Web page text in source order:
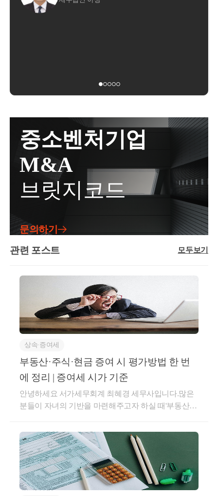
50% 이상 보유하고 있는 과점주주가
6% ~ 45% 를 적용하게 됩니다.
부동산 과다보유법인의 주식
골프장업, 스키장업 등 체육시설업, 휴양시설관련업
및 부동산업, 부동산개발업 등의
업종을 운영하는 경우,
부동산 등 비율이 자산 총액의 80% 이상인 경우에는
1주만 양도하더라도
즉 주식의 경우 부동산보다 세율이 작을 수 있는 고
정 세율의 혜택이 있는데
부동산을 과다하게 보유하고 있는 부동산법인의 경
우
부동산과 동일하게 기본 세율을 적용하게 되는 것입
니다.
이 뿐만 아니라
사업용 부동산과 함께 양도하는 영업권
진행시증여세를 한푼도 안낼수도 있다는 것입니다.두
정산 방법은기존 증여재산가액 + 이번 상속재산가액
의10% ~ 50% 세율을 적용하는 것입니다.그래서 20억
원이 아닌 10억원 + 추가 상속재산의 합에 대한상속세
를 납부하게 됩니다.이 제도의 가장 큰 장점이 이 부분
입니다.증여시점에 자녀는 재산이 충분하지 않을 수
있기에증여세에 대한 과세를 상속 시점으로 이연시켜
주면서자연스럽게 자녀의 재산 축적을 도와주는 효과
가 있습니다.그리고 추후 상속이 일어난 경우,상속세
재원 마련 등의 사업적 기반,그리고 재산적 기반을 만
들어주게 되는거죠.물론 재산가액 가치도 증여 시점을
그대로 인용하고요.당연히 가업승계의 요건이 있고,가
업승계를 받은 뒤 자녀는 5년 이내가업을 승계 받고 실
안되는사후관리 요건을 엄격하게 진행해야 합니다.가
업상속공제모든 상속과 증여 이슈는부모님이 살아계
시는 현재 진행하는 것이 가장 좋은데요.가업상속도
마찬가지로상속 시점에 가업상속공제 에 대한 규정이
있지만,위의 증여세 과세특례에 비해사후관리가 매우
엄격한 부분이 있습니다.그럼에도 상속 공제액이 매우
크고 (600억까지)요건을 모두 갖추어 공제를 받을 수
있다면,이후 정산이 되는 등 과세를 뒤로 미루는 것이
아닌실제 바로 공제가 되는 것이기 때문에 세금이 나
오지 않게 됩니다.또한 법인만 가능했던 증여세 과세
특례와 달리개인사업자의 가업승계시에도가업상속공
제가 가능합니다.가업상속공제란,요건을 갖춘 가업,
출자 지분 등을 기준으로상속세에서 제외시켜주는 '공
제'를 해주겠다는 내용입니다.이때 가업은중소기업,
중견기업의 요건을 지켜야 하며또한 가업상속공제가
적용되는 업종이 따로 있습니다.가업의 요건과 피상속
인, 상속인의 요건은 다음과 같습니다.굉장히 파격적
시일 현재 일반주택을 소유하고 있을 것별도세대인 피
이며,동일세대라면 상속을 받았다 하더라도 상속 전/
후 모두동일 세대 기준으로 양도세 비과세를 판단하기
때문에별도 세대가 상속받은 경우 해당 비과세가 가능
합니다.3번 요건선순위상속주택에 해당하여야 합니
다.선순위 상속주택이란,돌아가신 분이 주택이 2채 이
상 있었다면그 중 아래 판단에 따라 선순위 1채만 비과
세 혜택이 가능하다는 의미입니다.선순위 상속주택은
다음과 같이 판단합니다.① 피상속인의 소유기간이 가
장 긴 주택② 피상속인의 거주기간이 가장 긴 주택③
피상속인이 상속개시일 현재 거주한 주택④ 기준시가
가 가장 높은 주택이 비과세 특례는,별도세대인 1주택
동상속주택으로 인한 비과세 특례 (소득령 제155조 제
3항)이 비과세 특례는&lt;공동상속&gt; 받은 경우 적용
되는 특례인데요.상속주택을 형제 혹은 부모/자녀 간
공동으로 지분을 상속받는 경우가 굉장히 많은데요.이
경우, 공동상속주택을 소수지분권자인 경우에 한하여
소유하고 있는 일반주택을 양도할 때 1주택자로 보아
비과세가 가능합니다.별도세대인 피상속인으로부터
지 않을 것양도일 현재 일반주택은 2년 이상 보유요건
을 충족할 것2번 요건.일단 주된 상속인에 해당되지 않
아야 하는데요.상속 주택을 지분별로 받은 경우주된
소수지분권자에게만 가능한 특례입니다.주된 상속인
판단 기준은 아래와 같습니다.① 상속지분이 가장 큰
자② 상속주택에 거주하는 자③ 최연장자이 비과세 특
례에 중요한 점은,위에 상속주택 특례처럼상속 주택을
취득할 때 보유하여야 함이라는 조건 자체가 없습니
다.즉, 비과세를 받고자 하는 일반주택은추후 취득한
용인 기흥구 / 구리시이 3곳이신규 지정이 되었습니다.
이제는 다주택자 중과, 취득세 중과, 대출 규제, 토허제
조건부 1주택자 포함)유주택자는 0% (대출 불가) 규제
0%, 유주택자가 60% 인 것과는대출 폭이 현저히 줄어
든다는 것을 알 수 있습니다.전세대출의 경우소유권
이전 조건부 전세대출은 금지되어매수자가 전세보증
금으로 매매 잔금을 대체하는갭투자 형태의 거래는 차
단이 되게 됩니다.세제조정지역의 다주택자의 경우취
득 / 양도 모두 문제가 될 수 있습니다.조정지역 내 물
건을 다주택자가취득하게 된다면,2주택은 8%, 3주택
은 12%의 취득세를 부과하게 됩니다.조정지역 내 물건
을 다주택자가양도하게 된다면,양도소득세 중과 (2주
택 20%, 3주택 30% up)장기보유특별공제를 전면 배제
하게 됩니다.양도세에서는 장특공제의 공제율이 세액
이가 날 수 있습니다.또한 조정지역 내 물건을 매수하
신다면,보유요건 뿐만 아니라 거주요건 2년을 필수적
으로 충족해야만1세대 1주택 비과세가 가능해집니다.
토지거래허가토지거래허가구역에서는부동산 계약하
시는 것이상당히 기간도 길어지고 사안이 복잡해지게
됩니다.토허제 지역의 집을 사기 위해서는약정서를 쓴
장조사를 통해허가 or 불허가 의 결정을 내립니다.개인
간의 결정인데 구청의 허가가 떨어지지 못하면계약 이
행 등기가 불가능합니다. 즉 못 사는거죠.토허제에서
허가를 받기 위해서는무조건 실거주를 해야 하며 (갭
한마디로 계약이 매우 복잡해지는 것입니다.또한 자금
조달계획서의 이슈가 있습니다.조정지역 및 투기과열
지구 내 주택을 취득하시게 되면자금조달계획서 및 입
주계획 신고 의무는 물론증빙자료에 대한 제출 의무도
있습니다.부동산을 사면서 구청 등에잔액 예금 증명
중소벤처기업
M&A
브릿지코드
문의하기
관련 포스트
모두보기
상속∙증여세
부동산·주식·현금 증여 시 평가방법 한 번
에 정리 | 증여세 시가 기준
안녕하세요 서가세무회계 최혜경 세무사입니다.많은
분들이 자녀의 기반을 마련해주고자 하실 때'부동산을
하나'이런 고민을 많이 하십니다.다 똑같은 증여인데,
어떻게 주는 것이 더 나은가요?라는 질문을 많이 듣는
데요.증여세는'누구에게 주느냐' 보다'무엇을 주느
냐'가 더 중요합니다.오늘은재산 종류별로 증여재산을
어떻게 평가하는지재산 종류별로 증여세는 어떻게 나
오는지쉽게 정리해드리도록 하겠습니다.증여세는 '증